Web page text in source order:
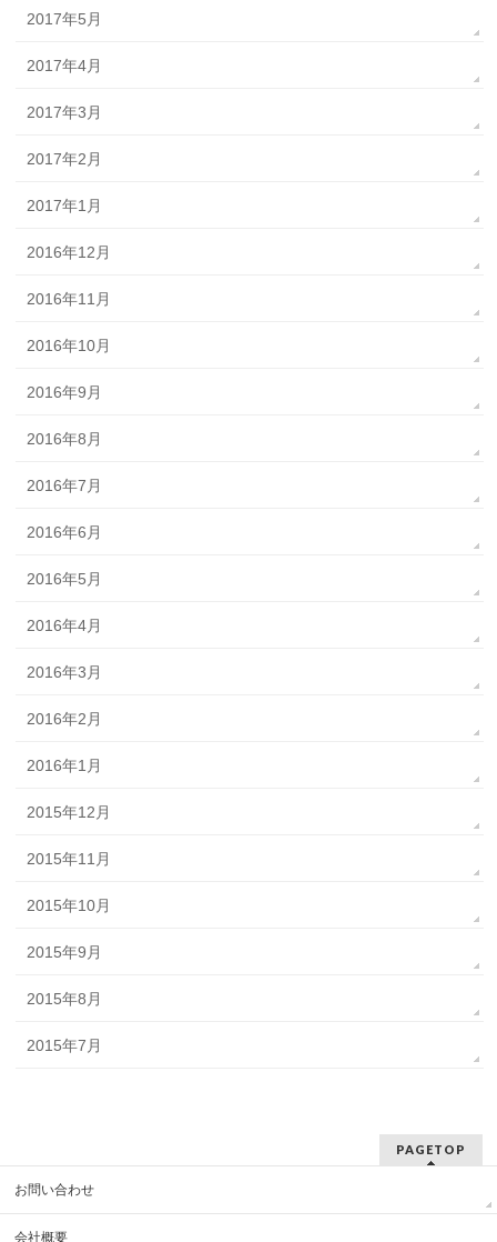
2017年5月
2017年4月
2017年3月
2017年2月
2017年1月
2016年12月
2016年11月
2016年10月
2016年9月
2016年8月
2016年7月
2016年6月
2016年5月
2016年4月
2016年3月
2016年2月
2016年1月
2015年12月
2015年11月
2015年10月
2015年9月
2015年8月
2015年7月
PAGETOP
お問い合わせ
会社概要